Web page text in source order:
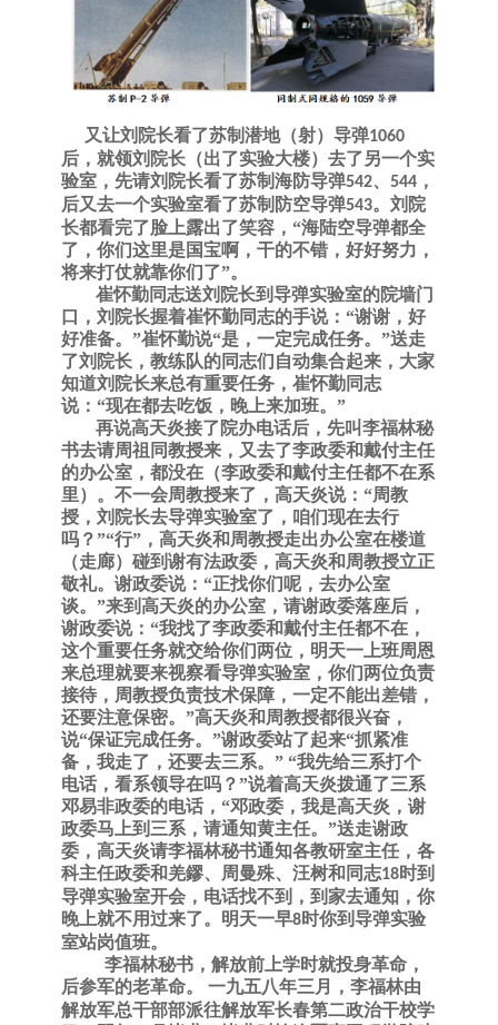
又让刘院长看了苏制潜地（射）导弹1060
后，就领刘院长（出了实验大楼）去了另一个实
验室，先请刘院长看了苏制海防导弹542、 544，
后又去一个实验室看了苏制防空导弹543。刘院
长都看完了脸上露出了笑容，“海陆空导弹都全
了，你们这里是国宝啊，干的不错，好好努力，
将来打仗就靠你们了”。
崔怀勤同志送刘院长到导弹实验室的院墙门
口，刘院长握着崔怀勤同志的手说： “谢谢，好
好准备。”崔怀勤说“是，一定完成任务。”送走
了刘院长，教练队的同志们自动集合起来，大家
知道刘院长来总有重要任务，崔怀勤同志
说：“现在都去吃饭，晚上来加班。”
再说高天炎接了院办电话后，先叫李福林秘
书去请周祖同教授来，又去了李政委和戴付主任
的办公室，都没在（李政委和戴付主任都不在系
里）
。不一会周教授来了，高天炎说： “周教
授，刘院长去导弹实验室了，咱们现在去行
吗？”“行”，高天炎和周教授走出办公室在楼道
（走廊）碰到谢有法政委，高天炎和周教授立正
敬礼。谢政委说：“正找你们呢，去办公室
谈。”来到高天炎的办公室，请谢政委落座后，
谢政委说：“我找了李政委和戴付主任都不在，
这个重要任务就交给你们两位，明天一上班周恩
来总理就要来视察看导弹实验室，你们两位负责
接待，周教授负责技术保障，一定不能出差错，
还要注意保密。”高天炎和周教授都很兴奋，
说“保证完成任务。”谢政委站了起来“抓紧准
备，我走了，还要去三系。” “我先给三系打个
电话，看系领导在吗？”说着高天炎拨通了三系
邓易非政委的电话，“邓政委，我是高天炎，谢
政委马上到三系，请通知黄主任。”送走谢政
委，高天炎请李福林秘书通知各教研室主任，各
科主任政委和羌鏐、 周曼殊、 汪树和同志18时到
导弹实验室开会，电话找不到，到家去通知，你
晚上就不用过来了。明天一早8时你到导弹实验
室站岗值班。
李福林秘书，解放前上学时就投身革命，
后参军的老革命。
一九五八年三月，李福林由
解放军总干部部派往解放军长春第二政治干校学